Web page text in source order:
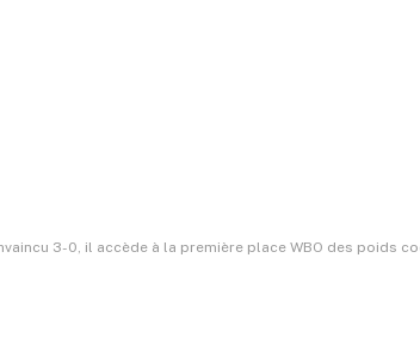
3-0, il accède à la première place WBO des poids
de Lecture